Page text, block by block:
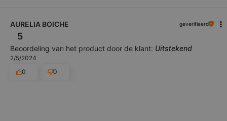
AURELIA BOICHE geverifieerd
5
Beoordeling van het product door de klant: Uitstekend
2/5/2024
0
0